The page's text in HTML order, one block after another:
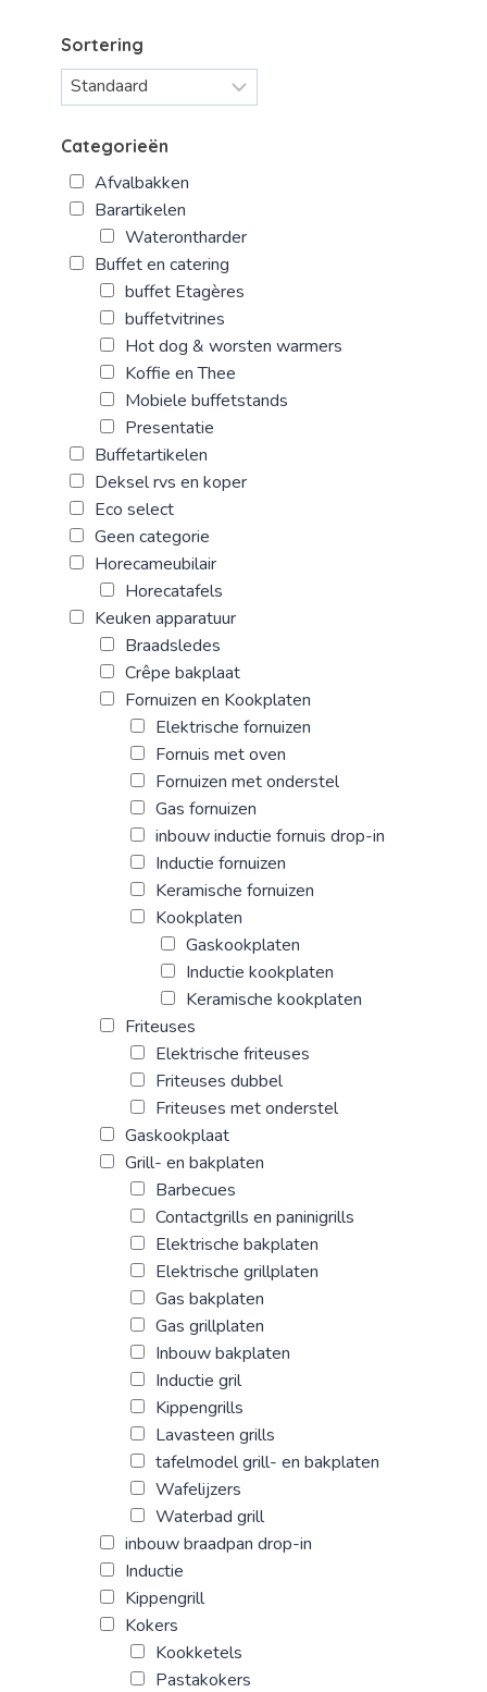
Sortering
Categorieën
Afvalbakken
Barartikelen
Waterontharder
Buffet en catering
buffet Etagères
buffetvitrines
Hot dog & worsten warmers
Koffie en Thee
Mobiele buffetstands
Presentatie
Buffetartikelen
Deksel rvs en koper
Eco select
Geen categorie
Horecameubilair
Horecatafels
Keuken apparatuur
Braadsledes
Crêpe bakplaat
Fornuizen en Kookplaten
Elektrische fornuizen
Fornuis met oven
Fornuizen met onderstel
Gas fornuizen
inbouw inductie fornuis drop-in
Inductie fornuizen
Keramische fornuizen
Kookplaten
Gaskookplaten
Inductie kookplaten
Keramische kookplaten
Friteuses
Elektrische friteuses
Friteuses dubbel
Friteuses met onderstel
Gaskookplaat
Grill- en bakplaten
Barbecues
Contactgrills en paninigrills
Elektrische bakplaten
Elektrische grillplaten
Gas bakplaten
Gas grillplaten
Inbouw bakplaten
Inductie gril
Kippengrills
Lavasteen grills
tafelmodel grill- en bakplaten
Wafelijzers
Waterbad grill
inbouw braadpan drop-in
Inductie
Kippengrill
Kokers
Kookketels
Pastakokers